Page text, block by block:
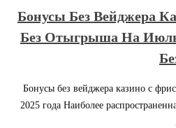
Бонусы Без Вейджера
Без Отыгрыша На Июль
Бонусы без вейджера казино с
2025 года Наиболее